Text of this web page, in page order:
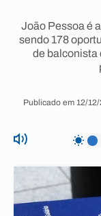
João Pessoa é
sendo 178
de balconista
Publicado em 12/